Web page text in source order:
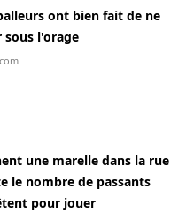
ont bien fait de ne
sous l'orage
une marelle dans la rue
le nombre de passants
pour jouer